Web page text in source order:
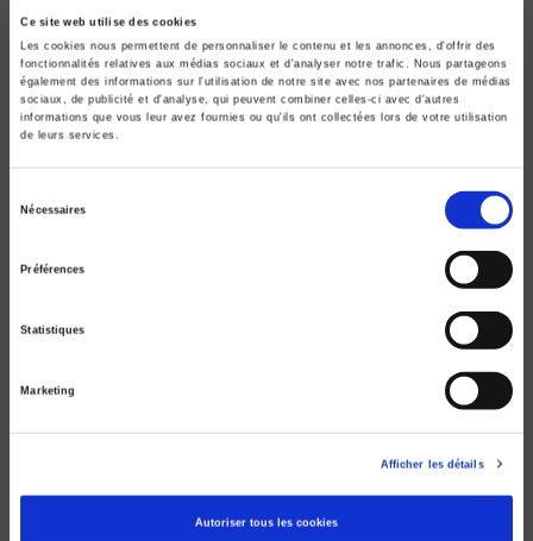
Ce site web utilise des cookies
Les cookies nous permettent de personnaliser le contenu et les annonces, d'offrir des
fonctionnalités relatives aux médias sociaux et d'analyser notre trafic. Nous partageons
également des informations sur l'utilisation de notre site avec nos partenaires de médias
sociaux, de publicité et d'analyse, qui peuvent combiner celles-ci avec d'autres
informations que vous leur avez fournies ou qu'ils ont collectées lors de votre utilisation
de leurs services.
Nécessaires
Préférences
Statistiques
Marketing
Afficher les détails
Autoriser tous les cookies
Pour Pascal Perrineau